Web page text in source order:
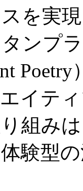
を実
ンプ
イテ
組み
験型